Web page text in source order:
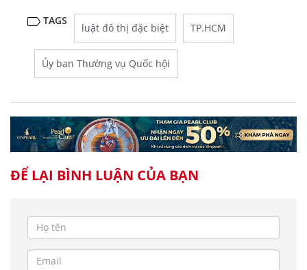
TAGS
luật đô thị đặc biệt TP.HCM
Ủy ban Thường vụ Quốc hội
ĐỂ LẠI BÌNH LUẬN CỦA BẠN